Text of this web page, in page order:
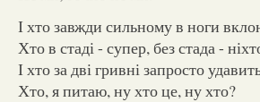
І хто завжди сильному в ноги
Хто в стаді - супер, без стада -
І хто за дві гривні запросто
Хто, я питаю, ну хто це, ну хто?